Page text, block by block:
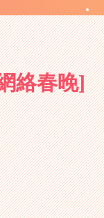
絡春晚]